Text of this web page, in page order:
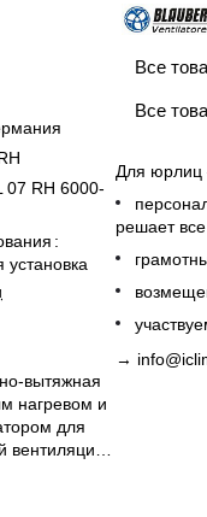
07 RH 6000-
:
вытяжная
нагревом и
для
Все
Все
Для юрлиц
решает
→